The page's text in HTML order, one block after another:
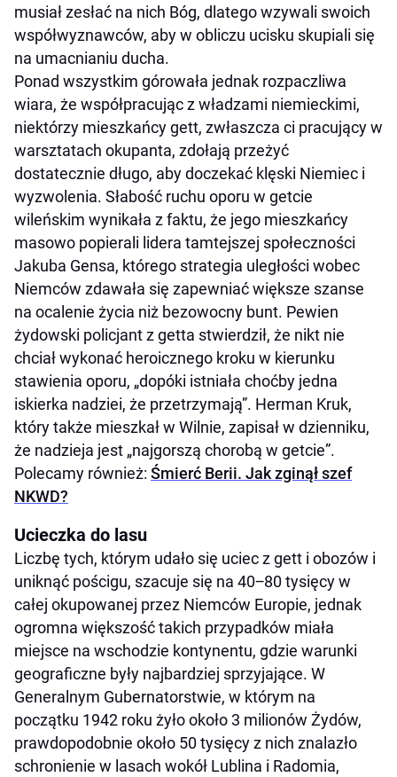
musiał zesłać na nich Bóg, dlatego wzywali swoich
współwyznawców, aby w obliczu ucisku skupiali się
na umacnianiu ducha.
Ponad wszystkim górowała jednak rozpaczliwa
wiara, że współpracując z władzami niemieckimi,
niektórzy mieszkańcy gett, zwłaszcza ci pracujący w
warsztatach okupanta, zdołają przeżyć
dostatecznie długo, aby doczekać klęski Niemiec i
wyzwolenia. Słabość ruchu oporu w getcie
wileńskim wynikała z faktu, że jego mieszkańcy
masowo popierali lidera tamtejszej społeczności
Jakuba Gensa, którego strategia uległości wobec
Niemców zdawała się zapewniać większe szanse
na ocalenie życia niż bezowocny bunt. Pewien
żydowski policjant z getta stwierdził, że nikt nie
chciał wykonać heroicznego kroku w kierunku
stawienia oporu, „dopóki istniała choćby jedna
iskierka nadziei, że przetrzymają”. Herman Kruk,
który także mieszkał w Wilnie, zapisał w dzienniku,
że nadzieja jest „najgorszą chorobą w getcie”.
Polecamy również: Śmierć Berii. Jak zginął szef
NKWD?
Ucieczka do lasu
Liczbę tych, którym udało się uciec z gett i obozów i
uniknąć pościgu, szacuje się na 40‒80 tysięcy w
całej okupowanej przez Niemców Europie, jednak
ogromna większość takich przypadków miała
miejsce na wschodzie kontynentu, gdzie warunki
geograficzne były najbardziej sprzyjające. W
Generalnym Gubernatorstwie, w którym na
początku 1942 roku żyło około 3 milionów Żydów,
prawdopodobnie około 50 tysięcy z nich znalazło
schronienie w lasach wokół Lublina i Radomia,